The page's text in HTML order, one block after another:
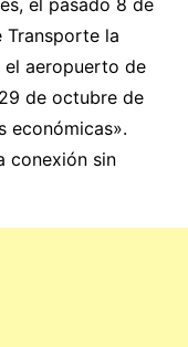
el pasado 8 de
la
el aeropuerto de
de octubre de
económicas».
conexión sin